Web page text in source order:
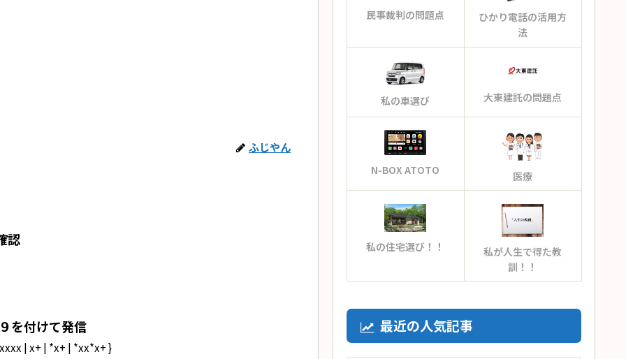
ふじやん
認
を付けて発信
| x+ | *x+ | *xx*x+ }
民事裁判の問題点
ひかり電話の活用方
法
私の車選び 大東建託の問題点
N-BOX ATOTO 医療
私の住宅選び！！
私が人生で得た教
訓！！
最近の人気記事